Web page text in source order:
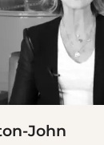
John